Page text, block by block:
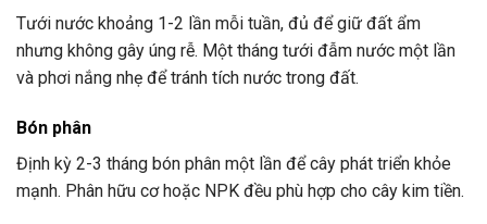
Tưới nước khoảng 1-2 lần mỗi tuần, đủ để giữ đất ẩm
nhưng không gây úng rễ. Một tháng tưới đẫm nước một lần
và phơi nắng nhẹ để tránh tích nước trong đất.
Bón phân
Định kỳ 2-3 tháng bón phân một lần để cây phát triển khỏe
mạnh. Phân hữu cơ hoặc NPK đều phù hợp cho cây kim tiền.